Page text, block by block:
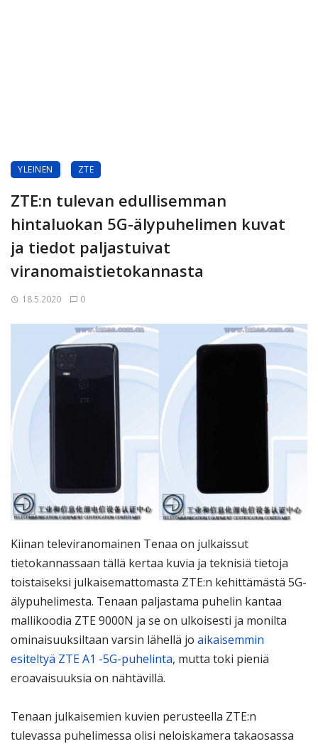
YLEINEN ZTE
ZTE:n tulevan edullisemman
hintaluokan 5G-älypuhelimen kuvat
ja tiedot paljastuivat
viranomaistietokannasta
18.5.2020 0
Kiinan televiranomainen Tenaa on julkaissut
tietokannassaan tällä kertaa kuvia ja teknisiä tietoja
toistaiseksi julkaisemattomasta ZTE:n kehittämästä 5G-
älypuhelimesta. Tenaan paljastama puhelin kantaa
mallikoodia ZTE 9000N ja se on ulkoisesti ja monilta
ominaisuuksiltaan varsin lähellä jo aikaisemmin
esiteltyä ZTE A1 -5G-puhelinta, mutta toki pieniä
eroavaisuuksia on nähtävillä.
Tenaan julkaisemien kuvien perusteella ZTE:n
tulevassa puhelimessa olisi neloiskamera takaosassa